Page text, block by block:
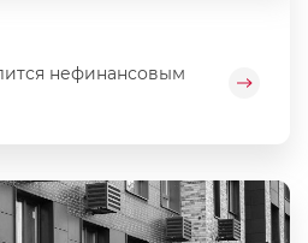
нефинансовым